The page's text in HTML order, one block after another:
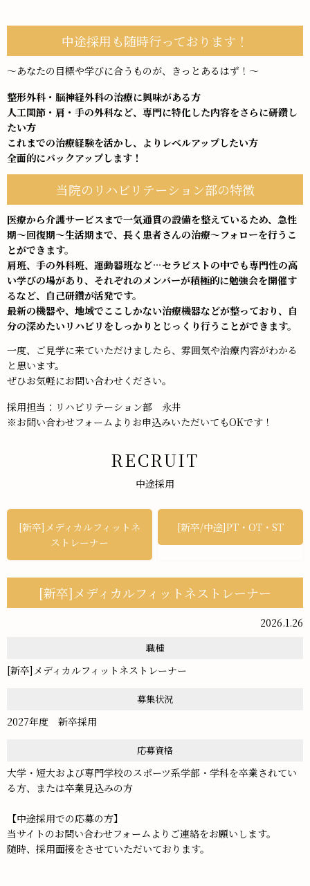
中途採用も随時行っております！
～あなたの目標や学びに合うものが、きっとあるはず！～
整形外科・脳神経外科の治療に興味がある方
人工関節・肩・手の外科など、専門に特化した内容をさらに研鑽し
たい方
これまでの治療経験を活かし、よりレベルアップしたい方
全面的にバックアップします！
当院のリハビリテーション部の特徴
医療から介護サービスまで一気通貫の設備を整えているため、急性
期～回復期～生活期まで、長く患者さんの治療～フォローを行うこ
とができます。
肩班、手の外科班、運動器班など…セラピストの中でも専門性の高
い学びの場があり、それぞれのメンバーが積極的に勉強会を開催す
るなど、自己研鑽が活発です。
最新の機器や、地域でここしかない治療機器などが整っており、自
分の深めたいリハビリをしっかりとじっくり行うことができます。
一度、ご見学に来ていただけましたら、雰囲気や治療内容がわかる
と思います。
ぜひお気軽にお問い合わせください。
採用担当：リハビリテーション部 永井
※お問い合わせフォームよりお申込みいただいてもOKです！
RECRUIT
中途採用
[新卒]メディカルフィットネ
ストレーナー
[新卒/中途]PT・OT・ST
[新卒]メディカルフィットネストレーナー
2026.1.26
職種
[新卒]メディカルフィットネストレーナー
募集状況
2027年度 新卒採用
応募資格
大学・短大および専門学校のスポーツ系学部・学科を卒業されてい
る方、または卒業見込みの方
【中途採用での応募の方】
当サイトのお問い合わせフォームよりご連絡をお願いします。
随時、採用面接をさせていただいております。